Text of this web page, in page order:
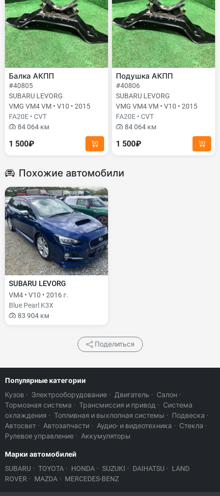
Балка АКПП
#40805
SUBARU LEVORG
VMG VM4 VM • V10 • 2015
FA20E • CVT
84 064 км
1 500₽
Подушка АКПП
#40806
SUBARU LEVORG
VMG VM4 VM • V10 • 2015
FA20E • CVT
84 064 км
1 500₽
Похожие автомобили
SUBARU LEVORG
VM4 • V10 • 2016 г.
Blue Pearl K3X
83 904 км
Поделиться
Популярные категории
Кузов · Электрооборудование · Двигатель · Салон ·
Тормозная система · Трансмиссия и привод · Система
охлаждения · Топливная и выхлопная системы · Подвеска ·
Автосвет · Автозапчасти · Аудио- и видеотехника · Стекла ·
Рулевое управление · Аккумуляторы
Марки автомобилей
SUBARU · TOYOTA · HONDA · SUZUKI · DAIHATSU · LAND
ROVER · MAZDA · MERCEDES-BENZ